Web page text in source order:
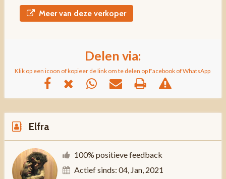
Meer van deze verkoper
Delen via:
Klik op een icoon of kopieer de link om te delen op Facebook of WhatsApp
Elfra
100% positieve feedback
Actief sinds: 04, Jan, 2021